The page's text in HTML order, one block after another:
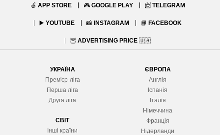
🍏 APP STORE 🎮 GOOGLE PLAY 📨 TELEGRAM
▶️ YOUTUBE 📸 INSTAGRAM 📘 FACEBOOK
🦉 ADVERTISING PRICE 🇺🇦
УКРАЇНА
Прем'єр-ліга
Перша ліга
Друга ліга
СВІТ
Інші країни
ЄВРОПА
Англія
Іспанія
Італія
Німеччина
Франція
Нідерланди